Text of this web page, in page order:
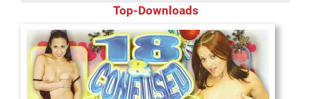
Top-Downloads